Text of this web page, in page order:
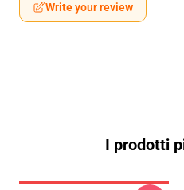
Write your review
I prodotti